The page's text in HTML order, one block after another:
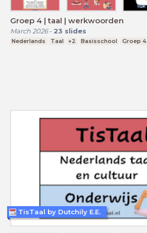
Groep 4 | taal | werkwoorden
March 2026- 23 slides
Nederlands Taal +2 Basisschool Groep 4
TisTaal by Dutchily E.E.